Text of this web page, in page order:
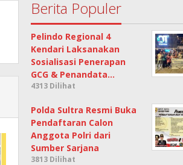
Berita Populer
Pelindo Regional 4
Kendari Laksanakan
Sosialisasi Penerapan
GCG & Penandata…
4313 Dilihat
Polda Sultra Resmi Buka
Pendaftaran Calon
Anggota Polri dari
Sumber Sarjana
3813 Dilihat